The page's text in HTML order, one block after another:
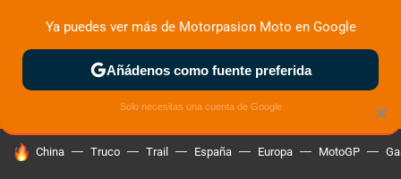
ZONA DE PRUEBAS DEPORTIVAS MOTOS ELÉCTRICAS
HOY SE HABLA DE
China Truco Trail España Europa MotoGP
×
Ya puedes ver más de Motorpasion Moto en Google
Añádenos como fuente preferida
Solo necesitas una cuenta de Google